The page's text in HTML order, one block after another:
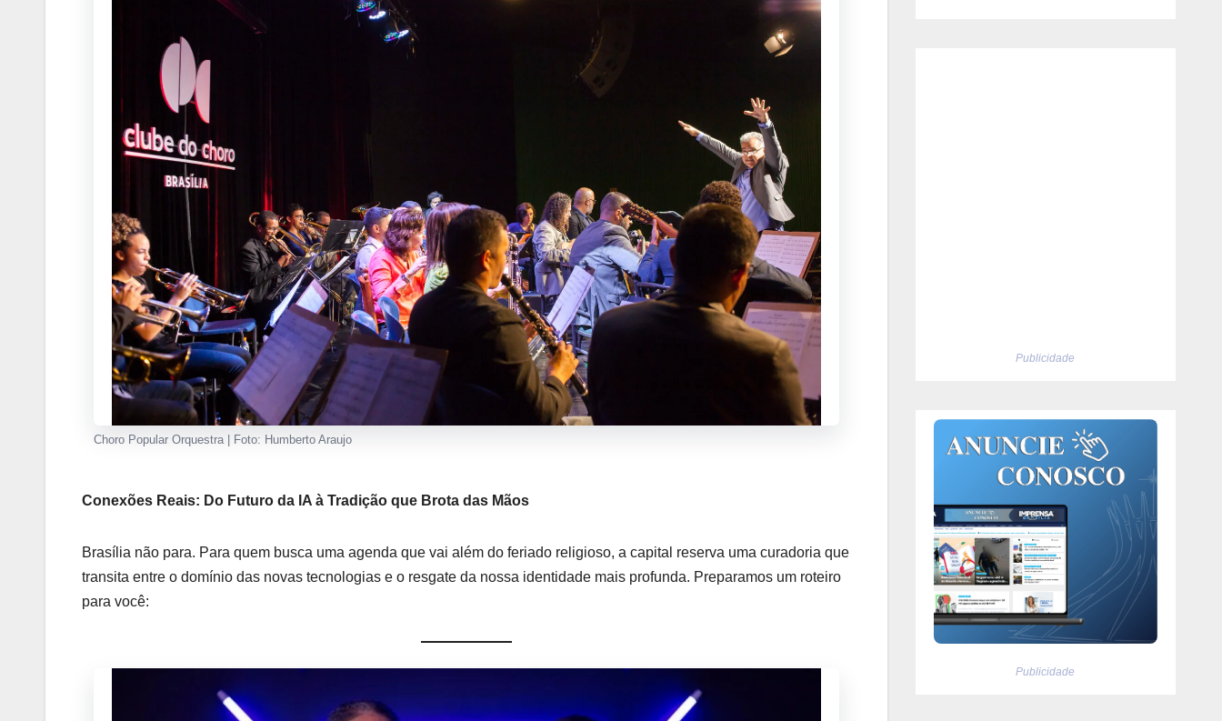
Choro Popular Orquestra | Foto: Humberto Araujo
Conexões Reais: Do Futuro da IA à Tradição que Brota das Mãos
Brasília não para. Para quem busca uma agenda que vai além do feriado religioso, a capital reserva uma curadoria que
transita entre o domínio das novas tecnologias e o resgate da nossa identidade mais profunda. Preparamos um roteiro
para você:
Publicidade
Publicidade